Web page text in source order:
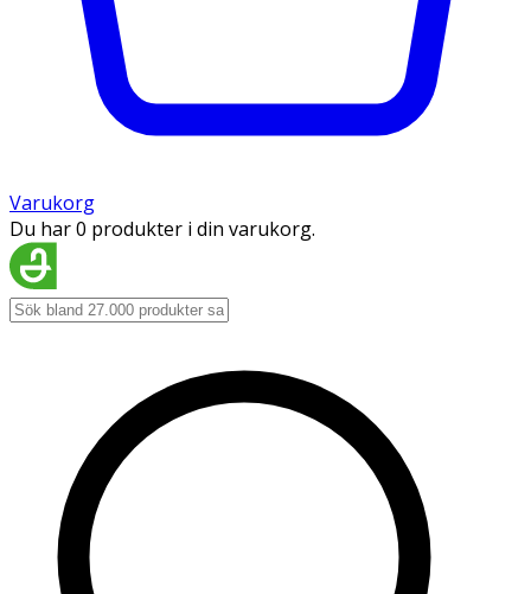
Varukorg
Du har 0 produkter i din varukorg.